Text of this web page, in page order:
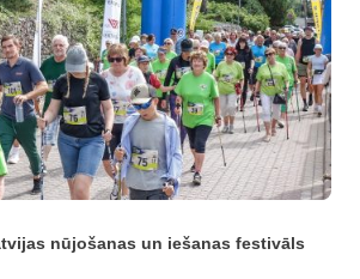
nūjošanas un iešanas festivāls